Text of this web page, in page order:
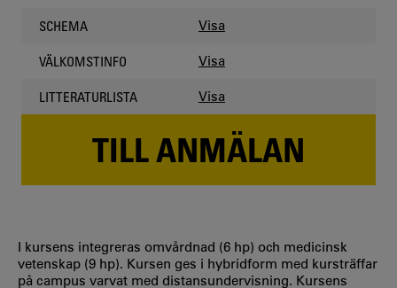
SCHEMA Visa
VÄLKOMSTINFO Visa
LITTERATURLISTA Visa
TILL ANMÄLAN
I kursens integreras omvårdnad (6 hp) och medicinsk
vetenskap (9 hp). Kursen ges i hybridform med kursträffar
på campus varvat med distansundervisning. Kursens